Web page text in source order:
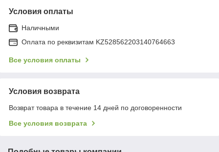
Условия оплаты
Наличными
Оплата по реквизитам KZ528562203140764663
Все условия оплаты
Условия возврата
Возврат товара в течение 14 дней по договоренности
Все условия возврата